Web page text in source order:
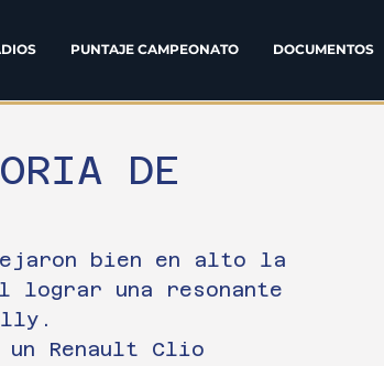
PUNTAJE CAMPEONATO DOCUMENTOS
DE
bien en alto la
lograr una resonante
un Renault Clio